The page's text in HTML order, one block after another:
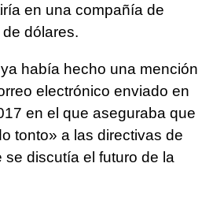
en una compañía de
dólares.
había hecho una mención
electrónico enviado en
en el que aseguraba que
tonto» a las directivas de
se discutía el futuro de la